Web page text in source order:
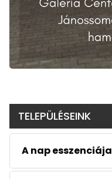
TELEPÜLÉSEINK
A nap esszenciája